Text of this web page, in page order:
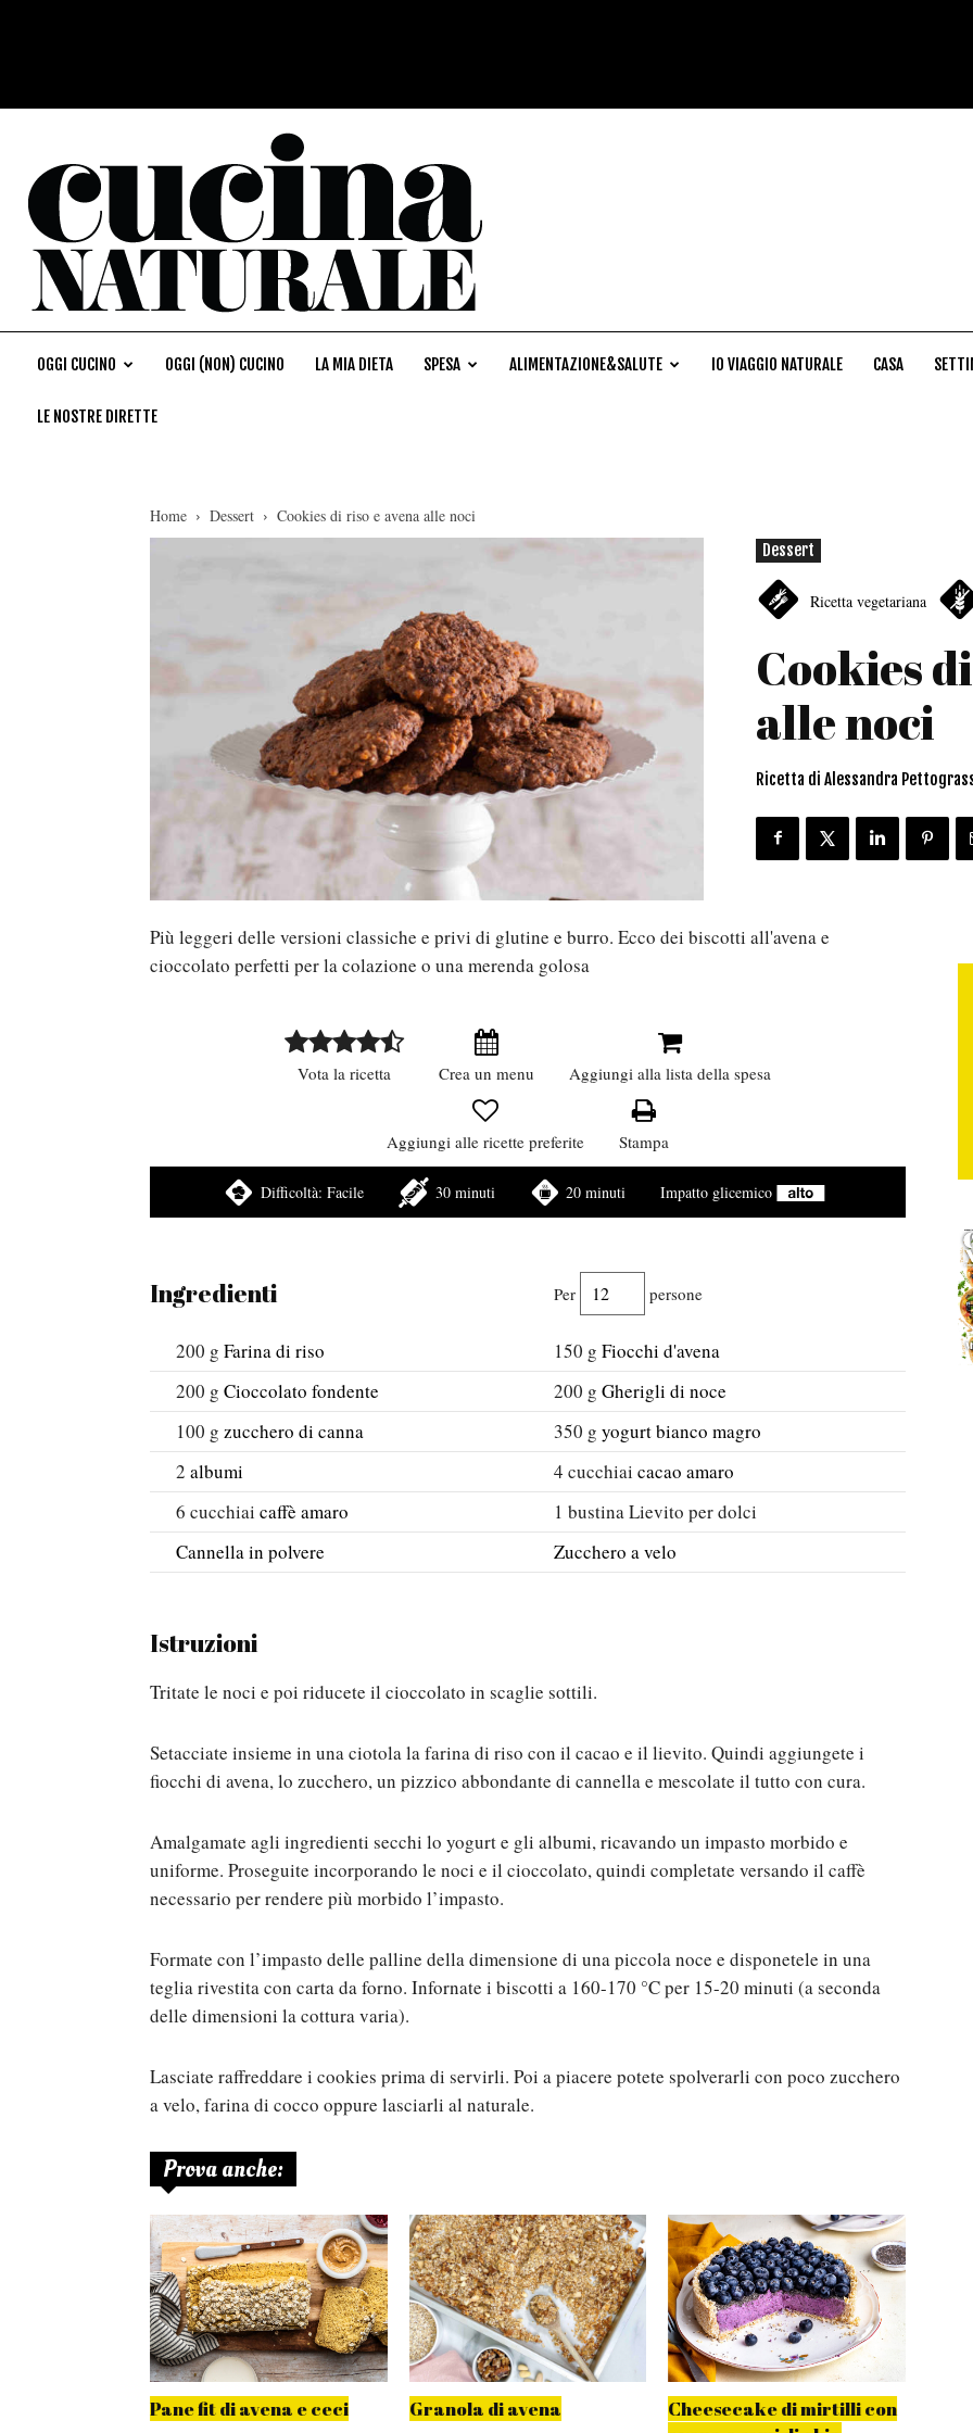
OGGI CUCINO OGGI (NON) CUCINO LA MIA DIETA SPESA ALIMENTAZIONE&SALUTE IO VIAGGIO NATURALE CASA
LE NOSTRE DIRETTE
Home Dessert
Cookies di riso e avena alle noci
Dessert
Ricetta vegetariana
Cookies
alle noci
Ricetta di Alessandra
Più leggeri delle versioni classiche e privi di glutine e burro. Ecco dei biscotti all'avena e
cioccolato perfetti per la colazione o una merenda golosa
Vota la ricetta Crea un menu Aggiungi alla lista della spesa
Aggiungi alle ricette preferite Stampa
Difficoltà: Facile 30 minuti 20 minuti Impatto glicemico
Ingredienti Per persone
200 g Farina di riso 150 g Fiocchi d'avena
200 g Cioccolato fondente 200 g Gherigli di noce
100 g zucchero di canna 350 g yogurt bianco magro
2 albumi 4 cucchiai cacao amaro
6 cucchiai caffè amaro 1 bustinaLievito per dolci
Cannella in polvere
Zucchero a velo
Istruzioni
Tritate le noci e poi riducete il cioccolato in scaglie sottili.
Setacciate insieme in una ciotola la farina di riso con il cacao e il lievito. Quindi aggiungete i
fiocchi di avena, lo zucchero, un pizzico abbondante di cannella e mescolate il tutto con cura.
Amalgamate agli ingredienti secchi lo yogurt e gli albumi, ricavando un impasto morbido e
uniforme. Proseguite incorporando le noci e il cioccolato, quindi completate versando il caffè
necessario per rendere più morbido l’impasto.
Formate con l’impasto delle palline della dimensione di una piccola noce e disponetele in una
teglia rivestita con carta da forno. Infornate i biscotti a 160-170 °C per 15-20 minuti (a seconda
delle dimensioni la cottura varia).
Lasciate raffreddare i cookies prima di servirli. Poi a piacere potete spolverarli con poco zucchero
a velo, farina di cocco oppure lasciarli al naturale.
Prova anche:
Pane fit di avena e ceci Granola di avena
Cheesecake di mirtilli con